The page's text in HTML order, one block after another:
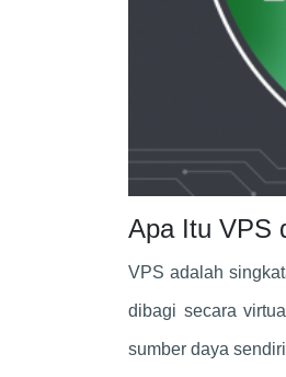
Apa Itu VPS
VPS adalah
dibagi secara
sumber daya